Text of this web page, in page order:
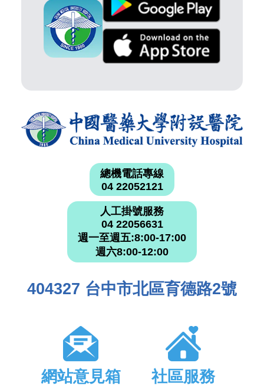
總機電話專線
04 22052121
人工掛號服務
04 22056631
週一至週五:8:00-17:00
週六8:00-12:00
404327 台中市北區育德路2號
網站意見箱 社區服務